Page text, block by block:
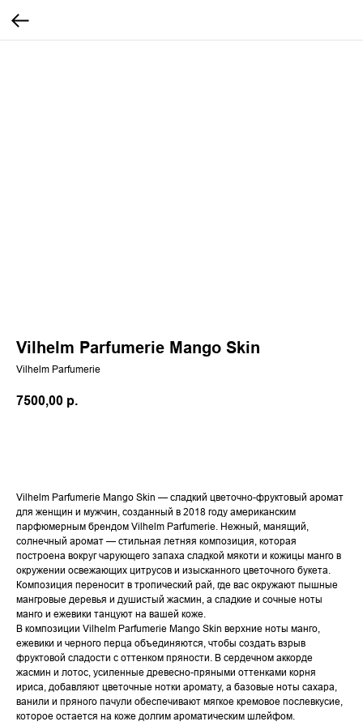
Vilhelm Parfumerie Mango Skin
Vilhelm Parfumerie
7500,00 р.
Vilhelm Parfumerie Mango Skin — сладкий цветочно-фруктовый аромат
для женщин и мужчин, созданный в 2018 году американским
парфюмерным брендом Vilhelm Parfumerie. Нежный, манящий,
солнечный аромат — стильная летняя композиция, которая
построена вокруг чарующего запаха сладкой мякоти и кожицы манго в
окружении освежающих цитрусов и изысканного цветочного букета.
Композиция переносит в тропический рай, где вас окружают пышные
мангровые деревья и душистый жасмин, а сладкие и сочные ноты
манго и ежевики танцуют на вашей коже.
В композиции Vilhelm Parfumerie Mango Skin верхние ноты манго,
ежевики и черного перца объединяются, чтобы создать взрыв
фруктовой сладости с оттенком пряности. В сердечном аккорде
жасмин и лотос, усиленные древесно-пряными оттенками корня
ириса, добавляют цветочные нотки аромату, а базовые ноты сахара,
ванили и пряного пачули обеспечивают мягкое кремовое послевкусие,
которое остается на коже долгим ароматическим шлейфом.